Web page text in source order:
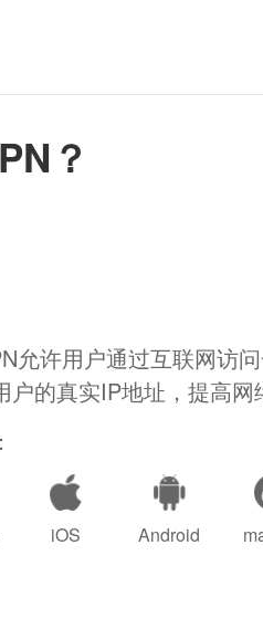
？
允许用户通过互联网访
户的真实IP地址，提高网
iOS Android